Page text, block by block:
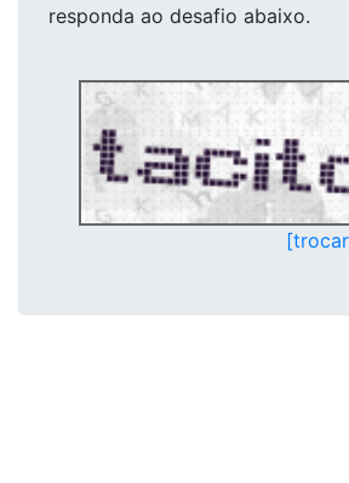
responda ao desafio abaixo.